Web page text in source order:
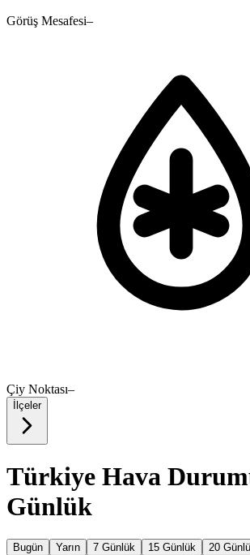
Görüş Mesafesi–
Çiy Noktası–
İlçeler
Türkiye Hava
Günlük
Bugün Yarın 7 Günlük 15 Günlük 20